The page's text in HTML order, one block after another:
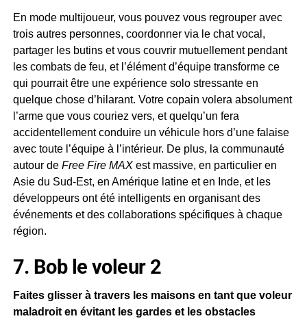
En mode multijoueur, vous pouvez vous regrouper avec
trois autres personnes, coordonner via le chat vocal,
partager les butins et vous couvrir mutuellement pendant
les combats de feu, et l’élément d’équipe transforme ce
qui pourrait être une expérience solo stressante en
quelque chose d’hilarant. Votre copain volera absolument
l’arme que vous couriez vers, et quelqu’un fera
accidentellement conduire un véhicule hors d’une falaise
avec toute l’équipe à l’intérieur. De plus, la communauté
autour de Free Fire MAXest massive, en particulier en
Asie du Sud-Est, en Amérique latine et en Inde, et les
développeurs ont été intelligents en organisant des
événements et des collaborations spécifiques à chaque
région.
7. Bob le voleur 2
Faites glisser à travers les maisons en tant que voleur
maladroit en évitant les gardes et les obstacles